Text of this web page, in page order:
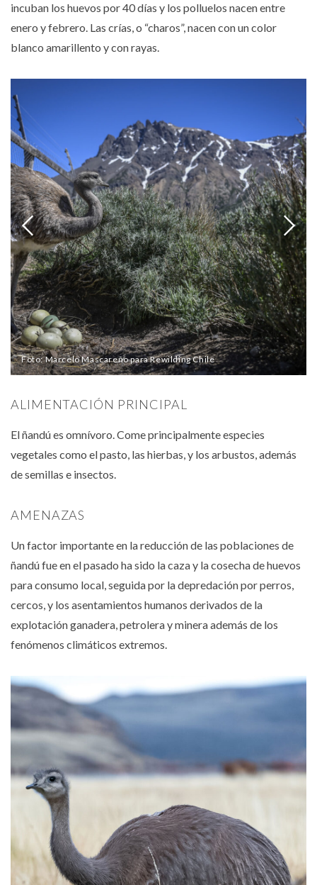
incuban los huevos por 40 días y los polluelos nacen entre
enero y febrero. Las crías, o “charos”, nacen con un color
blanco amarillento y con rayas.
Foto: Marcelo Mascareño para Rewilding Chile
ALIMENTACIÓN PRINCIPAL
El ñandú es omnívoro. Come principalmente especies
vegetales como el pasto, las hierbas, y los arbustos, además
de semillas e insectos.
AMENAZAS
Un factor importante en la reducción de las poblaciones de
ñandú fue en el pasado ha sido la caza y la cosecha de huevos
para consumo local, seguida por la depredación por perros,
cercos, y los asentamientos humanos derivados de la
explotación ganadera, petrolera y minera además de los
fenómenos climáticos extremos.